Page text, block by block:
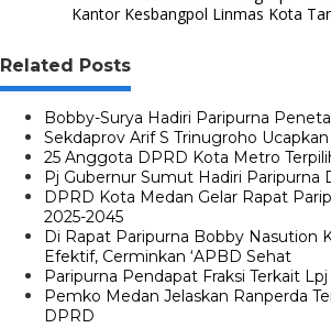
a
i
g
a
s
i
p
o
s
Kantor Kesbangpol Linmas Kota
Related Posts
Bobby-Surya Hadiri Paripurna
Sekdaprov Arif S Trinugroho
25 Anggota DPRD Kota Metro
Pj Gubernur Sumut Hadiri Paripurna
DPRD Kota Medan Gelar Rapat
2025-2045
Di Rapat Paripurna Bobby Nasution
Efektif, Cerminkan ‘APBD Sehat
Paripurna Pendapat Fraksi Terkait
Pemko Medan Jelaskan Ranperda
DPRD